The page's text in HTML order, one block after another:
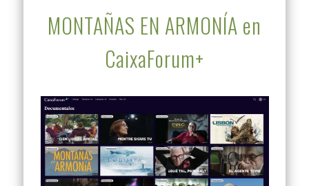
MONTAÑAS EN ARMONÍA en
CaixaForum+